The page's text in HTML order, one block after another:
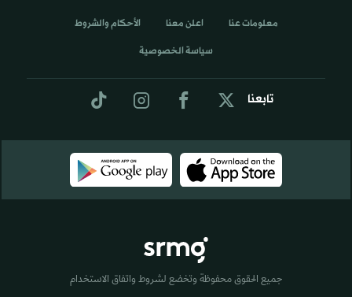
تابعنا
معلومات عنا اعلن معنا الأحكام والشروط
سياسة الخصوصية
جميع الحقوق محفوظة وتخضع لشروط واتفاق الاستخدام